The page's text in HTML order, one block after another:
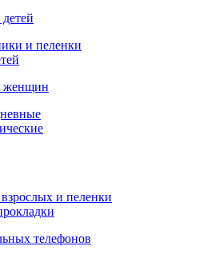
и пеленки
женщин
и пеленки
телефонов